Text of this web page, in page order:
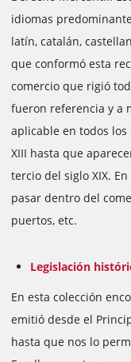
idiomas
latín, catalán,
que conformó esta
comercio que rigió
fueron referencia y a
aplicable en todos
XIII hasta que
tercio del siglo XIX.
pasar dentro del
puertos, etc.
Legislación
En esta colección
emitió desde el
hasta que nos lo